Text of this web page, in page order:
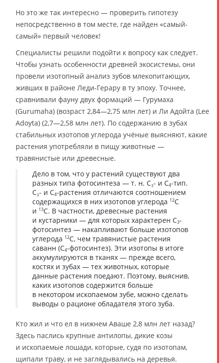
Но это же так интересно — проверить гипотезу
непосредственно в том месте, где найден «самый-
самый» первый человек!
Специалисты решили подойти к вопросу как следует.
Чтобы узнать особенности древней экосистемы, они
провели изотопный анализ зубов млекопитающих,
живших в районе Леди-Герару в ту эпоху. Точнее,
сравнивали фауну двух формаций — Гурумаха
(Gurumaha) (возраст 2,84—2,75 млн лет) и Ли Адойта (Lee
Adoyta) (2,7—2,58 млн лет). По содержанию в зубах
стабильных изотопов углерода учёные выясняют, какие
растения употребляли в пищу животные —
травянистые или древесные.
Дело в том, что у растений существуют два
разных типа фотосинтеза — т. н. C₃- и C4-тип.
C₃- и C4-растения отличаются соотношением
содержащихся в них изотопов углерода 12C
и 13C. В частности, древесные растения
и кустарники — для которых характерен C3-
фотосинтез — накапливают больше изотопов
углерода 12C, чем травянистые растения
саванн (C4-фотосинтез). Эти изотопы в итоге
аккумулируются в тканях — прежде всего,
костях и зубах — тех животных, которые
данные растения поедают. Поэтому, выяснив,
каких изотопов содержится больше
в некотором ископаемом зубе, можно сделать
выводы о рационе обладателя этого зуба.
Кто жил и что ел в нижнем Аваше 2,8 млн лет назад?
Здесь паслись крупные антилопы, дикие козы
и ископаемые лошади, которые, судя по изотопам,
щипали траву, и не заглядывались на деревья.